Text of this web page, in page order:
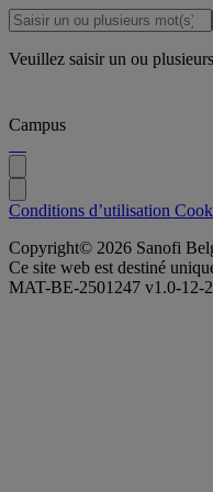
Veuillez saisir un ou
Campus
Conditions d’utilisation
Copyright© 2026 Sanofi
Ce site web est destiné
MAT-BE-2501247 v1.0-12-